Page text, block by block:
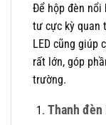
Để hộp đèn
tư cực kỳ quan
LED cũng giúp
rất lớn, góp
trường.
Thanh đèn